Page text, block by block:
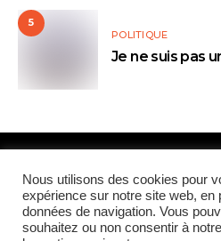
5
POLITIQUE
Je ne suis pas
Paris Global
QUI SOMMES-NOUS
Nous utilisons des cookies pour
expérience sur notre site web, en
données de navigation. Vous
souhaitez ou non consentir à